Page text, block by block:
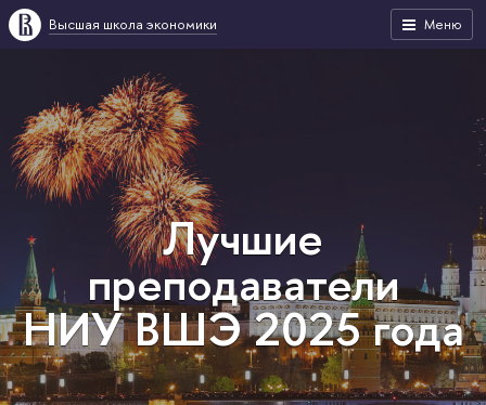
Меню
Высшая школа экономики
Лучшие
преподаватели
НИУ ВШЭ 2025 года